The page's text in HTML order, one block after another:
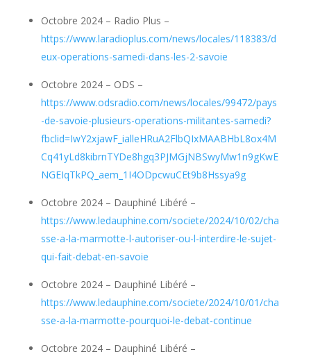
Octobre 2024 – Radio Plus –
https://www.laradioplus.com/news/locales/118383/d
eux-operations-samedi-dans-les-2-savoie
Octobre 2024 – ODS –
https://www.odsradio.com/news/locales/99472/pays
-de-savoie-plusieurs-operations-militantes-samedi?
fbclid=IwY2xjawF_ialleHRuA2FlbQIxMAABHbL8ox4M
Cq41yLd8kibrnTYDe8hgq3PJMGjNBSwyMw1n9gKwE
NGEIqTkPQ_aem_1I4ODpcwuCEt9b8Hssya9g
Octobre 2024 – Dauphiné Libéré –
https://www.ledauphine.com/societe/2024/10/02/cha
sse-a-la-marmotte-l-autoriser-ou-l-interdire-le-sujet-
qui-fait-debat-en-savoie
Octobre 2024 – Dauphiné Libéré –
https://www.ledauphine.com/societe/2024/10/01/cha
sse-a-la-marmotte-pourquoi-le-debat-continue
Octobre 2024 – Dauphiné Libéré –